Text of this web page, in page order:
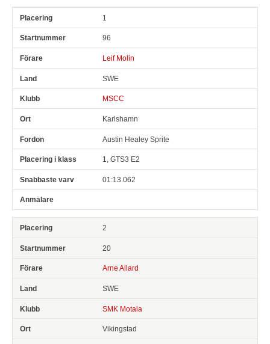
Pl Snr 1
96
Leif Molin
SWE
MSCC
Karlshamn
Austin Healey Sprite
1, GTS3 E2
01:13.062
2
20
Arne Allard
SWE
SMK Motala
Vikingstad